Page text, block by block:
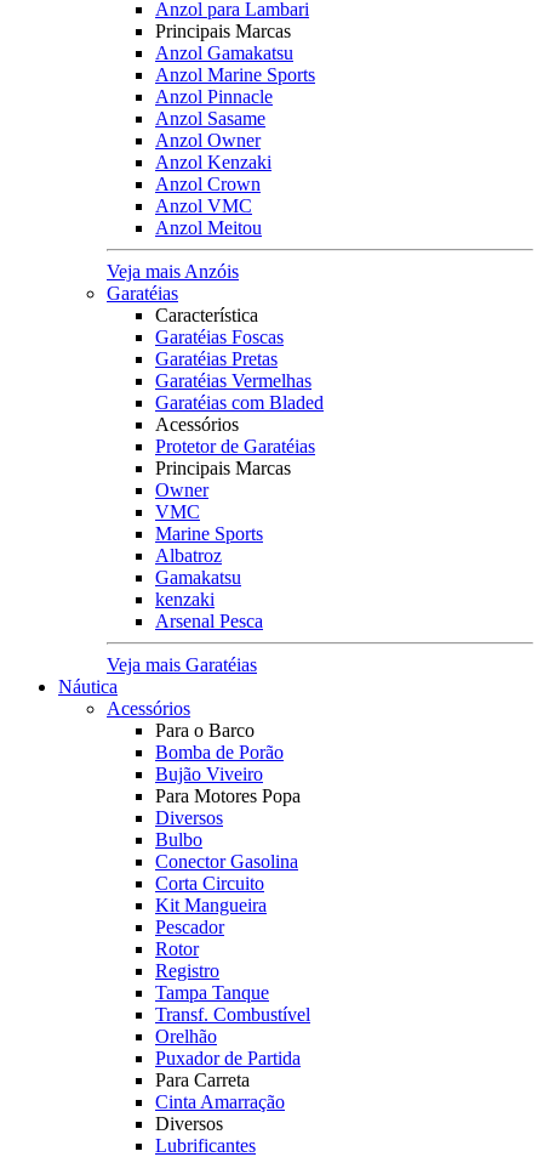
Anzol para Lambari
Principais Marcas
Anzol Gamakatsu
Anzol Marine Sports
Anzol Pinnacle
Anzol Sasame
Anzol Owner
Anzol Kenzaki
Anzol Crown
Anzol VMC
Anzol Meitou
Veja mais Anzóis
Garatéias
Característica
Garatéias Foscas
Garatéias Pretas
Garatéias Vermelhas
Garatéias com Bladed
Acessórios
Protetor de Garatéias
Principais Marcas
Owner
VMC
Marine Sports
Albatroz
Gamakatsu
kenzaki
Arsenal Pesca
Veja mais Garatéias
Náutica
Acessórios
Para o Barco
Bomba de Porão
Bujão Viveiro
Para Motores Popa
Diversos
Bulbo
Conector Gasolina
Corta Circuito
Kit Mangueira
Pescador
Rotor
Registro
Tampa Tanque
Transf. Combustível
Orelhão
Puxador de Partida
Para Carreta
Cinta Amarração
Diversos
Lubrificantes